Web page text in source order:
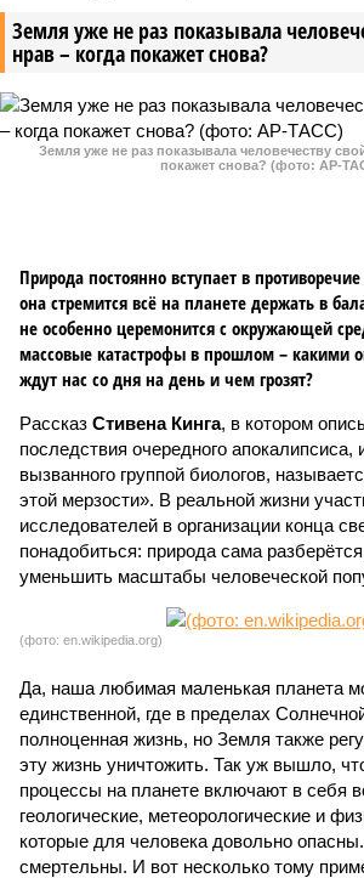
Земля уже не раз показывала
нрав – когда покажет снова?
Земля уже не раз показывала человечеству
покажет снова? (фото: АР-
Природа постоянно вступает в
она стремится всё на планете держать в
не особенно церемонится с окружающей
массовые катастрофы в прошлом – какими
ждут нас со дня на день и чем грозят?
Рассказ Стивена Кинга, в котором
последствия очередного апокалипсиса,
вызванного группой биологов,
этой мерзости». В реальной жизни
исследователей в организации конца
понадобиться: природа сама
уменьшить масштабы человеческой
(фото: en.wikipedia.org)
Да, наша любимая маленькая планета
единственной, где в пределах
полноценная жизнь, но Земля также
эту жизнь уничтожить. Так уж вышло,
процессы на планете включают в себя
геологические, метеорологические и
которые для человека довольно
смертельны. И вот несколько тому